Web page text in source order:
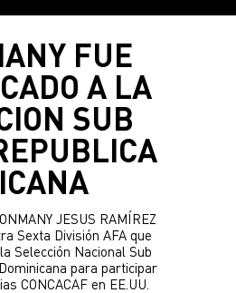
y videos
FUE
A LA
SUB
JESUS RAMÍREZ
Sexta División AFA que
Selección Nacional Sub
para participar
CONCACAF en EE.UU.